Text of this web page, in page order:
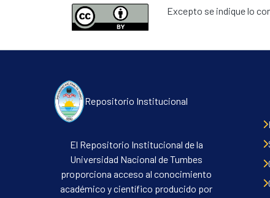
Excepto se indique lo
Repositorio Institucional
El Repositorio Institucional de la
Universidad Nacional de Tumbes
proporciona acceso al conocimiento
académico y científico producido por